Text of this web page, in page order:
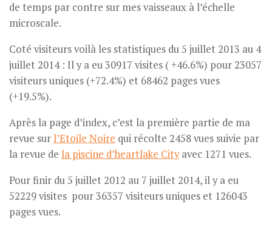
de temps par contre sur mes vaisseaux à l’échelle
microscale.
Coté visiteurs voilà les statistiques du 5 juillet 2013 au 4
juillet 2014 : Il y a eu 30917 visites ( +46.6%) pour 23057
visiteurs uniques (+72.4%) et 68462 pages vues
(+19.5%).
Après la page d’index, c’est la première partie de ma
revue sur l’Etoile Noire qui récolte 2458 vues suivie par
la revue de la piscine d’heartlake Cityavec 1271 vues.
Pour finir du 5 juillet 2012 au 7 juillet 2014, il y a eu
52229 visites pour 36357 visiteurs uniques et 126043
pages vues.